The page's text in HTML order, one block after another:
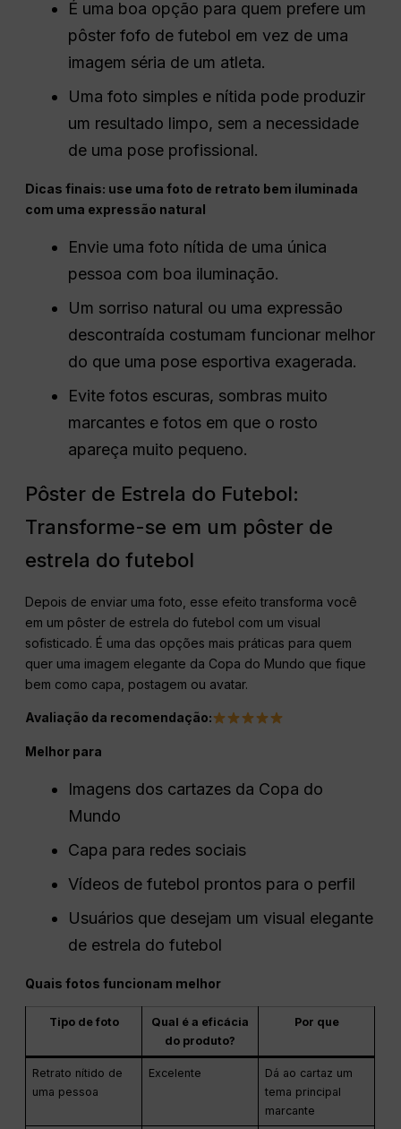
É uma boa opção para quem prefere um
pôster fofo de futebol em vez de uma
imagem séria de um atleta.
Uma foto simples e nítida pode produzir
um resultado limpo, sem a necessidade
de uma pose profissional.
Dicas finais: use uma foto de retrato bem iluminada
com uma expressão natural
Envie uma foto nítida de uma única
pessoa com boa iluminação.
Um sorriso natural ou uma expressão
descontraída costumam funcionar melhor
do que uma pose esportiva exagerada.
Evite fotos escuras, sombras muito
marcantes e fotos em que o rosto
apareça muito pequeno.
Pôster de Estrela do Futebol:
Transforme-se em um pôster de
estrela do futebol
Depois de enviar uma foto, esse efeito transforma você
em um pôster de estrela do futebol com um visual
sofisticado. É uma das opções mais práticas para quem
quer uma imagem elegante da Copa do Mundo que fique
bem como capa, postagem ou avatar.
Avaliação da recomendação:
Melhor para
Imagens dos cartazes da Copa do
Mundo
Capa para redes sociais
Vídeos de futebol prontos para o perfil
Usuários que desejam um visual elegante
de estrela do futebol
Quais fotos funcionam melhor
Tipo de foto
Qual é a eficácia
do produto?
Por que
Retrato nítido de
uma pessoa
Excelente
Dá ao cartaz um
tema principal
marcante